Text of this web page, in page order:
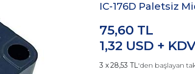
IC-176D Paletsiz
1,32 USD +
75,60 TL
28,53 TL'den başlayan